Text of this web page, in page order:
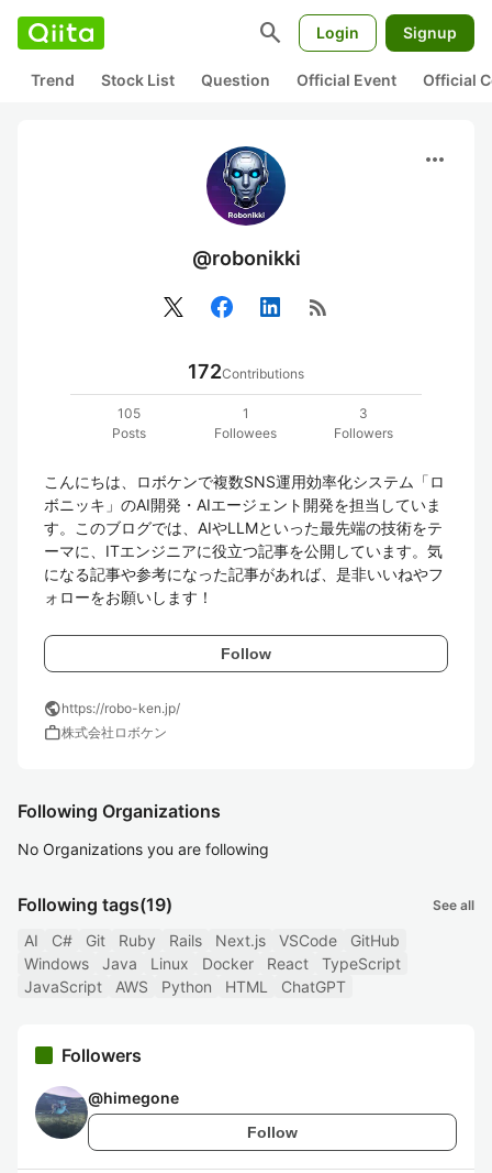
search Login Signup
Trend Stock List Question Official Event Official
more_horiz
@robonikki
rss_feed
172Contributions
105
Posts
1
Followees
3
Followers
こんにちは、ロボケンで複数SNS運用効率化システム「ロ
ボニッキ」のAI開発・AIエージェント開発を担当していま
す。このブログでは、AIやLLMといった最先端の技術をテ
ーマに、ITエンジニアに役立つ記事を公開しています。気
になる記事や参考になった記事があれば、是非いいねやフ
ォローをお願いします！
Follow
publichttps://robo-ken.jp/
work株式会社ロボケン
Following Organizations
No Organizations you are following
Following tags(19) See all
AI C# Git Ruby Rails Next.js VSCode
GitHub
Windows
Java Linux Docker React
TypeScript
JavaScript
AWS Python HTML ChatGPT
Followers
@himegone
Follow